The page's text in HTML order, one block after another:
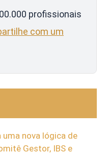
profissionais
com um
nova lógica de
Gestor, IBS e